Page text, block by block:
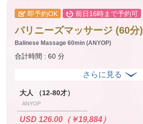
即予約OK 前日16時まで予約可
バリニーズマッサージ (60分)
Balinese Massage 60min (ANYOP)
合計時間 : 60 分
大人 （12-80才）
ANYOP
USD 126.00（￥19,884）